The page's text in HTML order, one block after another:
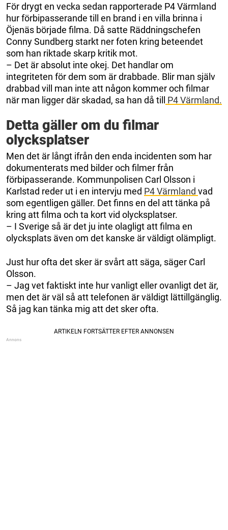
För drygt en vecka sedan rapporterade P4 Värmland
hur förbipasserande till en brand i en villa brinna i
Öjenäs började filma. Då satte Räddningschefen
Conny Sundberg starkt ner foten kring beteendet
som han riktade skarp kritik mot.
– Det är absolut inte okej. Det handlar om
integriteten för dem som är drabbade. Blir man själv
drabbad vill man inte att någon kommer och filmar
när man ligger där skadad, sa han då till
P4 Värmland.
Detta gäller om du filmar
olycksplatser
Men det är långt ifrån den enda incidenten som har
dokumenterats med bilder och filmer från
förbipasserande. Kommunpolisen Carl Olsson i
Karlstad reder ut i en intervju med P4 Värmland vad
som egentligen gäller. Det finns en del att tänka på
kring att filma och ta kort vid olycksplatser.
– I Sverige så är det ju inte olagligt att filma en
olycksplats även om det kanske är väldigt olämpligt.
Just hur ofta det sker är svårt att säga, säger Carl
Olsson.
– Jag vet faktiskt inte hur vanligt eller ovanligt det är,
men det är väl så att telefonen är väldigt lättillgänglig.
Så jag kan tänka mig att det sker ofta.